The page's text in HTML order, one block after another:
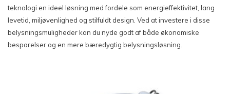
teknologi en ideel løsning med fordele som energieffektivitet, lang
levetid, miljøvenlighed og stilfuldt design. Ved at investere i disse
belysningsmuligheder kan du nyde godt af både økonomiske
besparelser og en mere bæredygtig belysningsløsning.